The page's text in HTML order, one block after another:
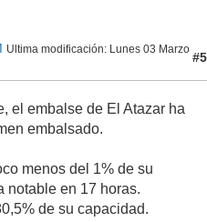
Ultima modificación: Lunes 03 Marzo
#5
el embalse de El Atazar ha
embalsado.
menos del 1% de su
notable en 17 horas.
de su capacidad.